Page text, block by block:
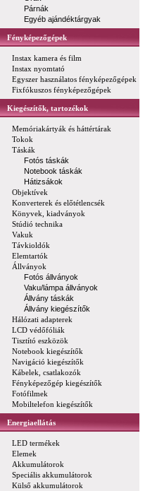
Párnák
Egyéb ajándéktárgyak
Fényképezőgépek
Instax kamera és film
Instax nyomtató
Egyszer használatos fényképezőgépek
Fixfókuszos fényképezőgépek
Kiegészítők, tartozékok
Memóriakártyák és háttértárak
Tokok
Táskák
Fotós táskák
Notebook táskák
Hátizsákok
Objektívek
Konverterek és előtétlencsék
Könyvek, kiadványok
Stúdió technika
Vakuk
Távkioldók
Elemtartók
Állványok
Fotós állványok
Vaku/lámpa állványok
Állvány táskák
Állvány kiegészítők
Hálózati adapterek
LCD védőfóliák
Tisztító eszközök
Notebook kiegészítők
Navigáció kiegészítők
Kábelek, csatlakozók
Fényképezőgép kiegészítők
Fotófilmek
Mobiltelefon kiegészítők
Energiaellátás
LED termékek
Elemek
Akkumulátorok
Speciális akkumulátorok
Külső akkumulátorok